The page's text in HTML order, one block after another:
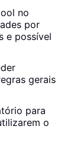
no
por
e possível
gerais
para
o